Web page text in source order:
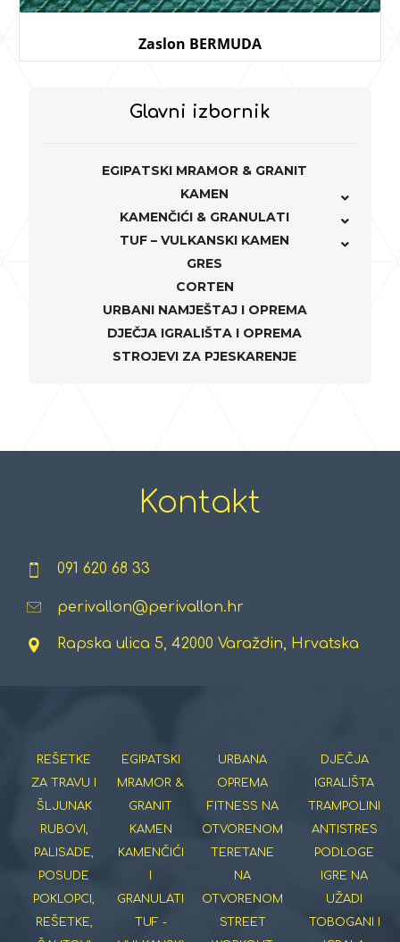
Zaslon BERMUDA
Glavni izbornik
EGIPATSKI MRAMOR & GRANIT
KAMEN
KAMENČIĆI & GRANULATI
TUF – VULKANSKI KAMEN
GRES
CORTEN
URBANI NAMJEŠTAJ I OPREMA
DJEČJA IGRALIŠTA I OPREMA
STROJEVI ZA PJESKARENJE
Kontakt
091 620 68 33
perivallon@perivallon.hr
Rapska ulica 5, 42000 Varaždin, Hrvatska
REŠETKE
ZA TRAVU I
ŠLJUNAK
RUBOVI,
PALISADE,
POSUDE
POKLOPCI,
REŠETKE,
EGIPATSKI
MRAMOR &
GRANIT
KAMEN
KAMENČIĆI
I
GRANULATI
TUF -
URBANA
OPREMA
FITNESS NA
OTVORENOM
TERETANE
NA
OTVORENOM
STREET
DJEČJA
IGRALIŠTA
TRAMPOLINI
ANTISTRES
PODLOGE
IGRE NA
UŽADI
TOBOGANI I